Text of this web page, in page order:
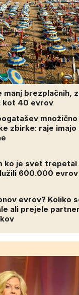
manj brezplačnih,
kot 40 evrov
zbirke: raje
ko je svet trepetal
600.000 evrov
evrov? Koliko
ali prejele